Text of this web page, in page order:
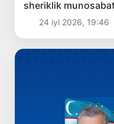
sheriklik
mustahkamlash
24 iyl 2026, 19:46